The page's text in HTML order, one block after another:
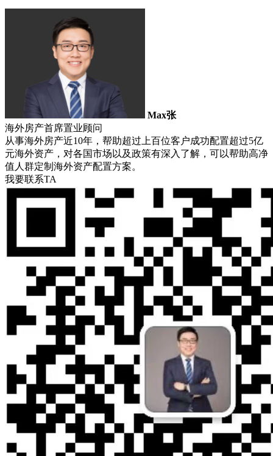
Max张
海外房产首席置业顾问
从事海外房产近10年，帮助超过上百位客户成功配置超过5亿
元海外资产，对各国市场以及政策有深入了解，可以帮助高净
值人群定制海外资产配置方案。
我要联系TA